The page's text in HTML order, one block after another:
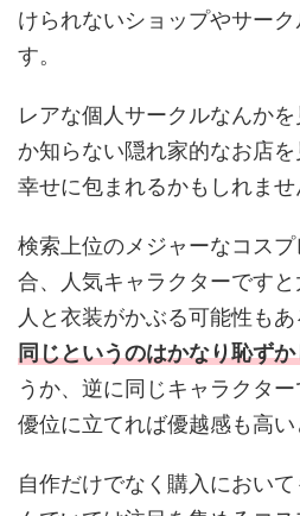
けられないショップやサー
す。
レアな個人サークルなんか
か知らない隠れ家的なお店
幸せに包まれるかもしれませ
検索上位のメジャーなコス
合、人気キャラクターです
人と衣装がかぶる可能性も
同じというのはかなり恥ず
うか、逆に同じキャラクタ
優位に立てれば優越感も高い
自作だけでなく購入におい